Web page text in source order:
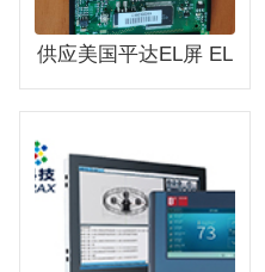
供应美国平达EL屏 EL